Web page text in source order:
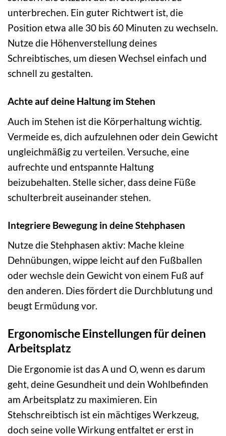
unterbrechen. Ein guter Richtwert ist, die
Position etwa alle 30 bis 60 Minuten zu wechseln.
Nutze die Höhenverstellung deines
Schreibtisches, um diesen Wechsel einfach und
schnell zu gestalten.
Achte auf deine Haltung im Stehen
Auch im Stehen ist die Körperhaltung wichtig.
Vermeide es, dich aufzulehnen oder dein Gewicht
ungleichmäßig zu verteilen. Versuche, eine
aufrechte und entspannte Haltung
beizubehalten. Stelle sicher, dass deine Füße
schulterbreit auseinander stehen.
Integriere Bewegung in deine Stehphasen
Nutze die Stehphasen aktiv: Mache kleine
Dehnübungen, wippe leicht auf den Fußballen
oder wechsle dein Gewicht von einem Fuß auf
den anderen. Dies fördert die Durchblutung und
beugt Ermüdung vor.
Ergonomische Einstellungen für deinen
Arbeitsplatz
Die Ergonomie ist das A und O, wenn es darum
geht, deine Gesundheit und dein Wohlbefinden
am Arbeitsplatz zu maximieren. Ein
Stehschreibtisch ist ein mächtiges Werkzeug,
doch seine volle Wirkung entfaltet er erst in